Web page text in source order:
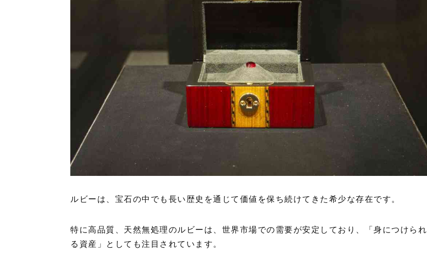
ルビーは、宝石の中でも長い歴史を通じて価値を保ち続けてきた希少な存在です。
特に高品質、天然無処理のルビーは、世界市場での需要が安定しており、「身につけられ
る資産」としても注目されています。